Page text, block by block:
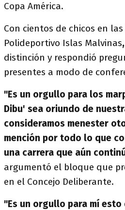
Copa América.
Con cientos de chicos en
Polideportivo Islas Malvinas,
distinción y respondió
presentes a modo de
"Es un orgullo para los
Dibu' sea oriundo de
consideramos menester
mención por todo lo que
una carrera que aún
argumentó el bloque que
en el Concejo Deliberante.
"Es un orgullo para mí